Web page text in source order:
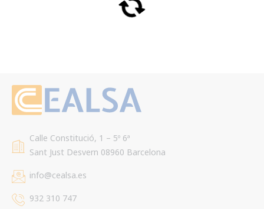
Calle Constitució, 1 – 5º 6ª
Sant Just Desvern 08960 Barcelona
info@cealsa.es
932 310 747